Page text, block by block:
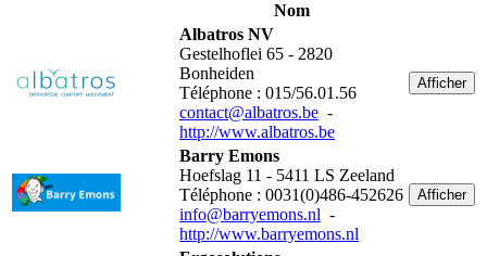
Nom
Albatros NV
Gestelhoflei 65 - 2820
Bonheiden
Téléphone : 015/56.01.56
contact@albatros.be -
http://www.albatros.be
Afficher
Barry Emons
Hoefslag 11 - 5411 LS Zeeland
Téléphone : 0031(0)486-452626
info@barryemons.nl -
http://www.barryemons.nl
Afficher